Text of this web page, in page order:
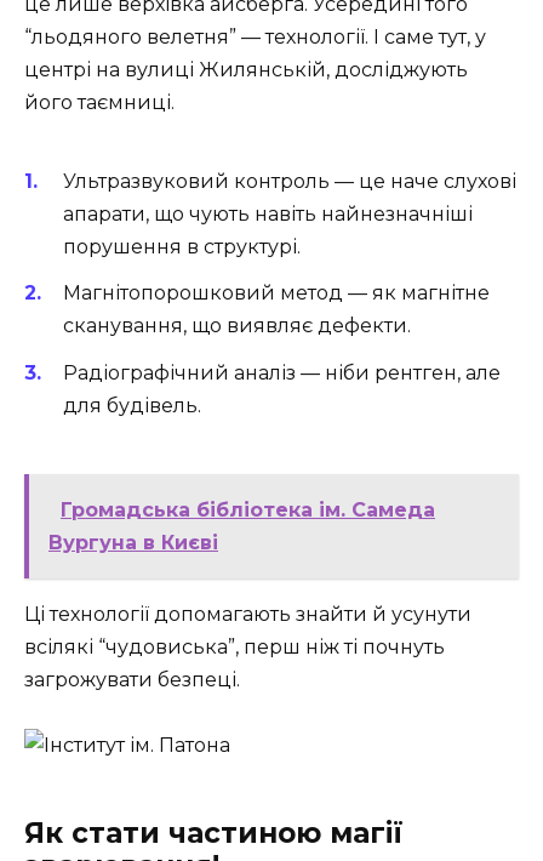
“льодяного велетня” — технології. І саме тут, у
центрі на вулиці Жилянській, досліджують
його таємниці.
Ультразвуковий контроль — це наче слухові
апарати, що чують навіть найнезначніші
порушення в структурі.
Магнітопорошковий метод — як магнітне
сканування, що виявляє дефекти.
Радіографічний аналіз — ніби рентген, але
для будівель.
Громадська бібліотека ім. Самеда
Вургуна в Києві
Ці технології допомагають знайти й усунути
всілякі “чудовиська”, перш ніж ті почнуть
загрожувати безпеці.
Як стати частиною магії